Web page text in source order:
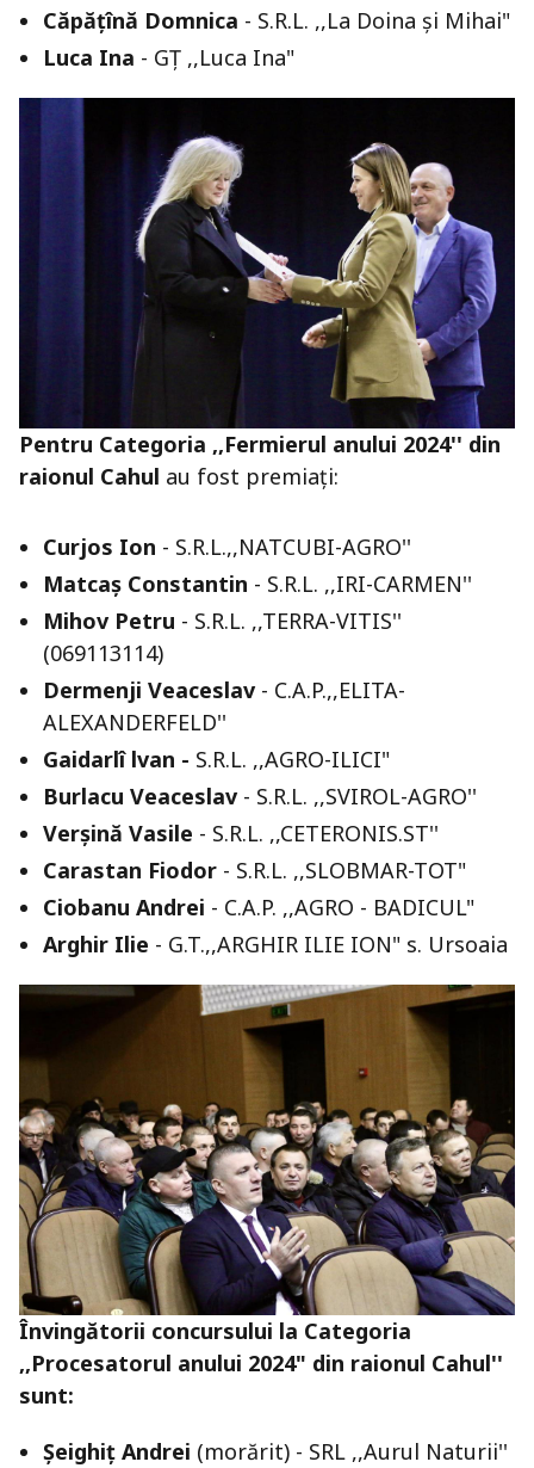
Căpățînă Domnica - S.R.L. ,,La Doina și Mihai"
Luca Ina - GȚ ,,Luca Ina"
Pentru Categoria ,,Fermierul anului 2024'' din
raionul Cahul au fost premiați:
Curjos Ion - S.R.L.,,NATCUBI-AGRO''
Matcaș Constantin - S.R.L. ,,IRI-CARMEN''
Mihov Petru - S.R.L. ,,TERRA-VITIS''
(069113114)
Dermenji Veaceslav - C.A.P.,,ELITA-
ALEXANDERFELD''
Gaidarlî lvan - S.R.L. ,,AGRO-ILICI"
Burlacu Veaceslav - S.R.L. ,,SVIROL-AGRO''
Verșină Vasile - S.R.L. ,,CETERONIS.ST''
Carastan Fiodor - S.R.L. ,,SLOBMAR-TOT"
Ciobanu Andrei - C.A.P. ,,AGRO - BADICUL"
Arghir Ilie - G.T.,,ARGHIR ILIE ION" s. Ursoaia
Învingătorii concursului la Categoria
,,Procesatorul anului 2024" din raionul Cahul''
sunt:
Șeighiț Andrei (morărit) - SRL ,,Aurul Naturii''